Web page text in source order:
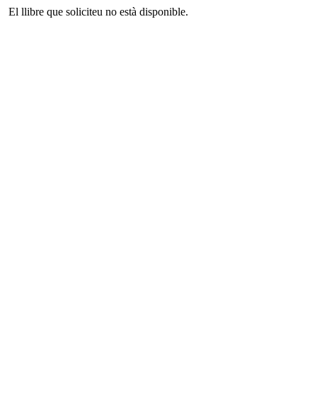
El llibre que soliciteu no està disponible.